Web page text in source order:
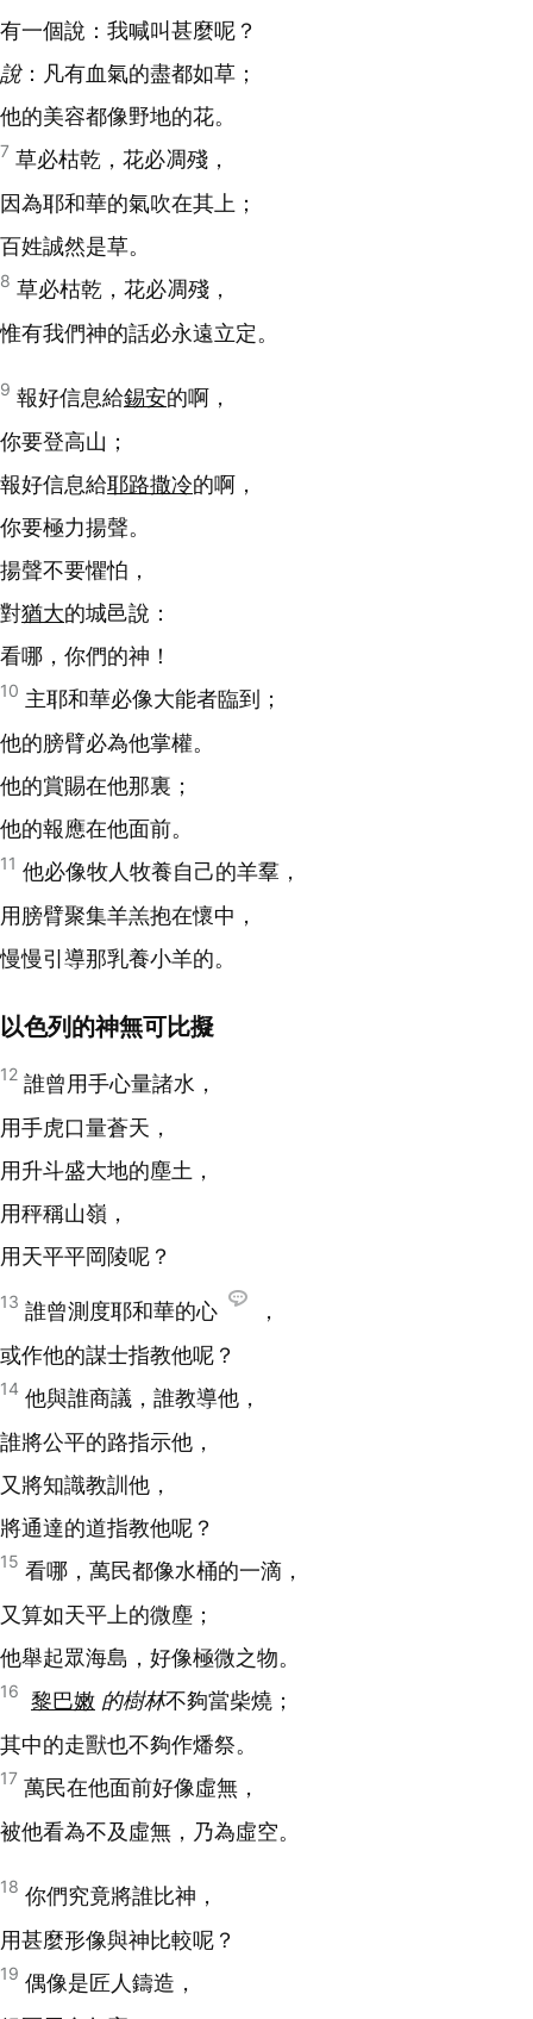
有一個說：我喊叫甚麼呢？
說：凡有血氣的盡都如草；
他的美容都像野地的花。
7 草必枯乾，花必凋殘，
因為耶和華的氣吹在其上；
百姓誠然是草。
8 草必枯乾，花必凋殘，
惟有我們神的話必永遠立定。
9 報好信息給錫安的啊，
你要登高山；
報好信息給耶路撒冷的啊，
你要極力揚聲。
揚聲不要懼怕，
對猶大的城邑說：
看哪，你們的神！
10 主耶和華必像大能者臨到；
他的膀臂必為他掌權。
他的賞賜在他那裏；
他的報應在他面前。
11 他必像牧人牧養自己的羊羣，
用膀臂聚集羊羔抱在懷中，
慢慢引導那乳養小羊的。
以色列的神無可比擬
12 誰曾用手心量諸水，
用手虎口量蒼天，
用升斗盛大地的塵土，
用秤稱山嶺，
用天平平岡陵呢？
13 誰曾測度耶和華的心
，
或作他的謀士指教他呢？
14 他與誰商議，誰教導他，
誰將公平的路指示他，
又將知識教訓他，
將通達的道指教他呢？
15 看哪，萬民都像水桶的一滴，
又算如天平上的微塵；
他舉起眾海島，好像極微之物。
16 黎巴嫩 的樹林不夠當柴燒；
其中的走獸也不夠作燔祭。
17 萬民在他面前好像虛無，
被他看為不及虛無，乃為虛空。
18 你們究竟將誰比神，
用甚麼形像與神比較呢？
19 偶像是匠人鑄造，